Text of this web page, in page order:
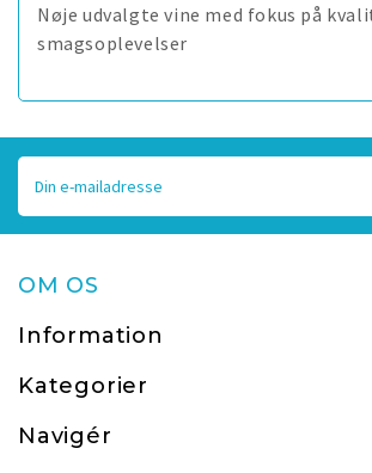
Nøje udvalgte vine med fokus på
smagsoplevelser
E-
mailadresse
OM OS
Information
Kategorier
Navigér